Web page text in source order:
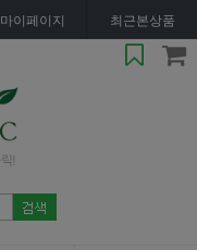
마이페이지 최근본상품